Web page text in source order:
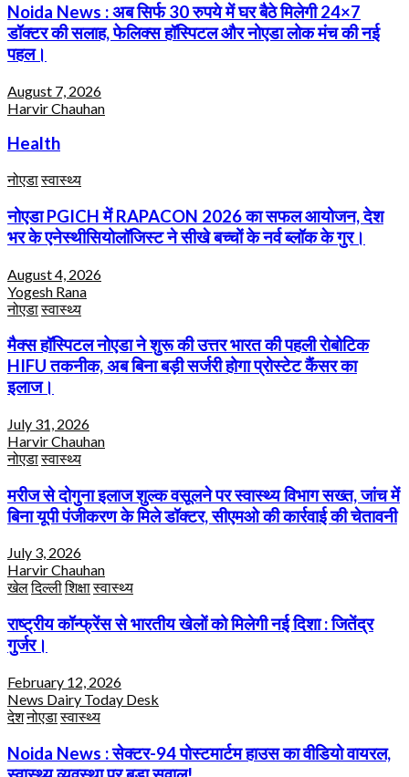
Noida News : अब सिर्फ 30 रुपये में घर बैठे मिलेगी 24×7
डॉक्टर की सलाह, फेलिक्स हॉस्पिटल और नोएडा लोक मंच की नई
पहल।
August 7, 2026
Harvir Chauhan
Health
नोएडास्वास्थ्य
नोएडा PGICH में RAPACON 2026 का सफल आयोजन, देश
भर के एनेस्थीसियोलॉजिस्ट ने सीखे बच्चों के नर्व ब्लॉक के गुर।
August 4, 2026
Yogesh Rana
नोएडास्वास्थ्य
मैक्स हॉस्पिटल नोएडा ने शुरू की उत्तर भारत की पहली रोबोटिक
HIFU तकनीक, अब बिना बड़ी सर्जरी होगा प्रोस्टेट कैंसर का
इलाज।
July 31, 2026
Harvir Chauhan
नोएडास्वास्थ्य
मरीज से दोगुना इलाज शुल्क वसूलने पर स्वास्थ्य विभाग सख्त, जांच में
बिना यूपी पंजीकरण के मिले डॉक्टर, सीएमओ की कार्रवाई की चेतावनी
July 3, 2026
Harvir Chauhan
खेलदिल्लीशिक्षास्वास्थ्य
राष्ट्रीय कॉन्फ्रेंस से भारतीय खेलों को मिलेगी नई दिशा : जितेंद्र
गुर्जर।
February 12, 2026
News Dairy Today Desk
देशनोएडास्वास्थ्य
Noida News : सेक्टर-94 पोस्टमार्टम हाउस का वीडियो वायरल,